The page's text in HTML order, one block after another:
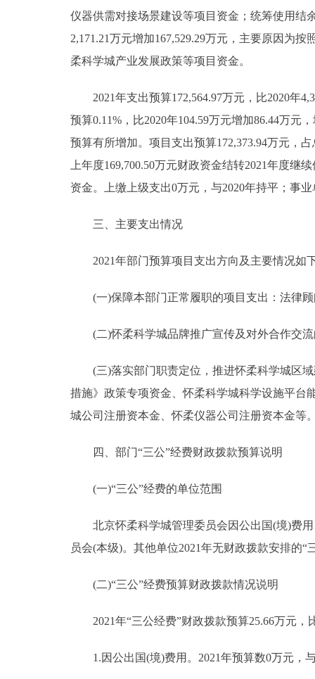
仪器供需对接场景建设等项目资金；统筹使用结
2,171.21万元增加167,529.29万元，主要原因为
柔科学城产业发展政策等项目资金。
2021年支出预算172,564.97万元，比2020年
预算0.11%，比2020年104.59万元增加86.44万元
预算有所增加。项目支出预算172,373.94万元，
上年度169,700.50万元财政资金结转2021年度
资金。上缴上级支出0万元，与2020年持平；事
三、主要支出情况
2021年部门预算项目支出方向及主要情况如
(一)保障本部门正常履职的项目支出：法律顾
(二)怀柔科学城品牌推广宣传及对外合作交流
(三)落实部门职责定位，推进怀柔科学城区域
措施》政策专项资金、怀柔科学城科学设施平台
城公司注册资本金、怀柔仪器公司注册资本金等
四、部门“三公”经费财政拨款预算说明
(一)“三公”经费的单位范围
北京怀柔科学城管理委员会因公出国(境)费用
员会(本级)。其他单位2021年无财政拨款安排的“
(二)“三公”经费预算财政拨款情况说明
2021年“三公经费”财政拨款预算25.66万元，
1.因公出国(境)费用。2021年预算数0万元，